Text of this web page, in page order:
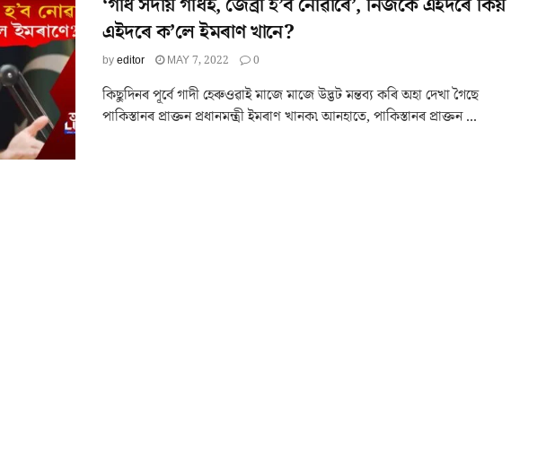
‘গাধ সদায় গাধই, জেব্ৰা হ’ব নোৱাৰে’, নিজকে এইদৰে কিয়
এইদৰে ক’লে ইমৰাণ খানে?
byeditor MAY 7, 2022 0
কিছুদিনৰ পূৰ্বে গাদী হেৰুওৱাই মাজে মাজে উদ্ভট মন্তব্য কৰি অহা দেখা গৈছে
পাকিস্তানৰ প্ৰাক্তন প্ৰধানমন্ত্ৰী ইমৰাণ খানক৷ আনহাতে, পাকিস্তানৰ প্ৰাক্তন ...